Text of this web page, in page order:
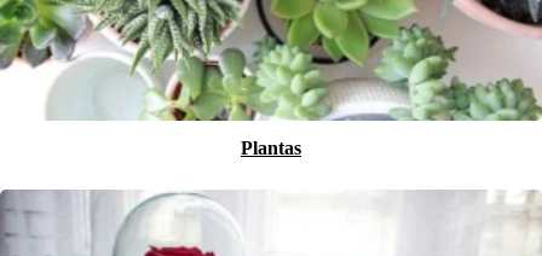
Plantas